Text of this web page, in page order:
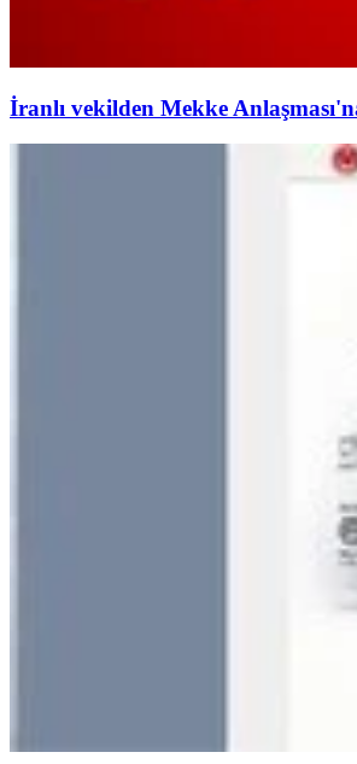
İranlı vekilden Mekke